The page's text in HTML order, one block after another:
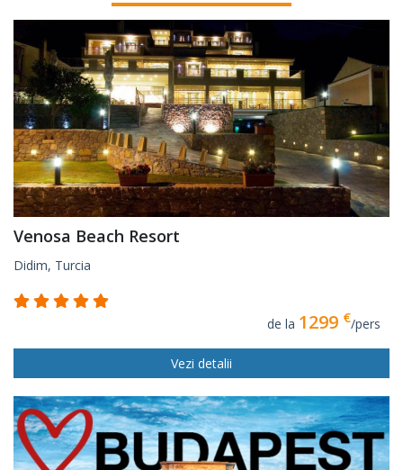
Venosa Beach Resort
Didim, Turcia
de la 1299 €/pers
Vezi detalii